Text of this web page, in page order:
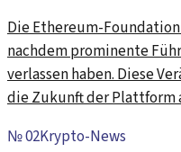
Die Ethereum-
nachdem prominente
verlassen haben. Diese
die Zukunft der Plattform
№02Krypto-News